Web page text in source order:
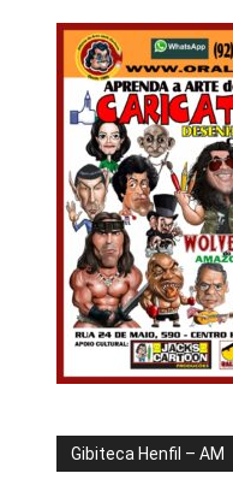
Gibiteca Henfil – AM